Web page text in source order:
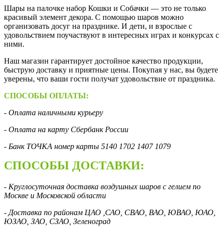
Шары на палочке набор Кошки и Собачки — это не только
красивый элемент декора. С помощью шаров можно
организовать досуг на празднике. И дети, и взрослые с
удовольствием поучаствуют в интересных играх и конкурсах с
ними.
Наш магазин гарантирует достойное качество продукции,
быструю доставку и приятные цены. Покупая у нас, вы будете
уверены, что ваши гости получат удовольствие от праздника.
СПОСОБЫ ОПЛАТЫ:
- Оплата наличными курьеру
- Оплата на карту Сбербанк России
- Банк ТОЧКА номер карты 5140 1702 1407 1079
СПОСОБЫ ДОСТАВКИ:
- Круглосуточная доставка воздушных шаров с гелием по
Москве и Московской области
- Доставка по районам ЦАО ,САО, СВАО, ВАО, ЮВАО, ЮАО,
ЮЗАО, ЗАО, СЗАО, Зеленоград